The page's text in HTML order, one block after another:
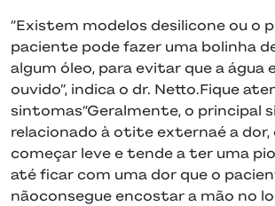
“Existem modelos desilicone ou o
paciente pode fazer uma bolinha
algum óleo, para evitar que a
ouvido”, indica o dr. Netto.Fique
sintomas“Geralmente, o principal
relacionado à otite externaé a dor,
começar leve e tende a ter uma
até ficar com uma dor que o
nãoconsegue encostar a mão no